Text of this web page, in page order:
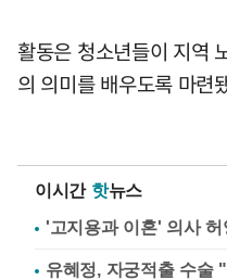
활동은 청소년들이 지역
의 의미를 배우도록 마련
이시간 핫뉴스
'고지용과 이혼' 의사
유혜정, 자궁적출 수